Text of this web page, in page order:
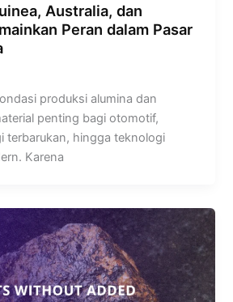
Australia, dan
Peran dalam Pasar
produksi alumina dan
penting bagi otomotif,
terbarukan, hingga teknologi
Karena